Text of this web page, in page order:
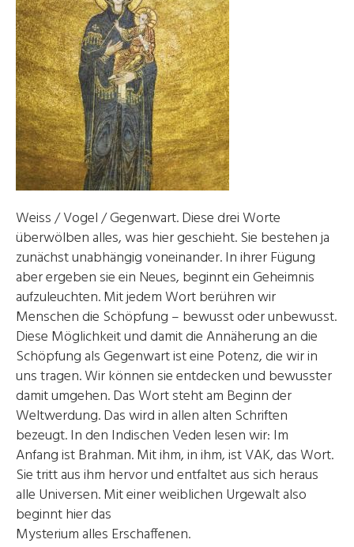
Weiss / Vogel / Gegenwart. Diese drei Worte
überwölben alles, was hier geschieht. Sie bestehen ja
zunächst unabhängig voneinander. In ihrer Fügung
aber ergeben sie ein Neues, beginnt ein Geheimnis
aufzuleuchten. Mit jedem Wort berühren wir
Menschen die Schöpfung – bewusst oder unbewusst.
Diese Möglichkeit und damit die Annäherung an die
Schöpfung als Gegenwart ist eine Potenz, die wir in
uns tragen. Wir können sie entdecken und bewusster
damit umgehen. Das Wort steht am Beginn der
Weltwerdung. Das wird in allen alten Schriften
bezeugt. In den Indischen Veden lesen wir: Im
Anfang ist Brahman. Mit ihm, in ihm, ist VAK, das Wort.
Sie tritt aus ihm hervor und entfaltet aus sich heraus
alle Universen. Mit einer weiblichen Urgewalt also
beginnt hier das
Mysterium alles Erschaffenen.